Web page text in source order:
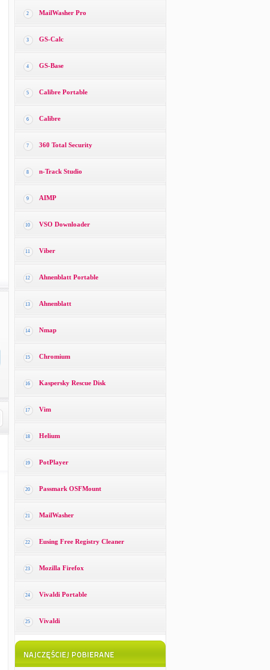
2 MailWasher Pro
3 GS-Calc
4 GS-Base
5 Calibre Portable
6 Calibre
7 360 Total Security
8 n-Track Studio
9 AIMP
10 VSO Downloader
11 Viber
12 Ahnenblatt Portable
13 Ahnenblatt
14 Nmap
15 Chromium
16 Kaspersky Rescue Disk
17 Vim
18 Helium
19 PotPlayer
20 Passmark OSFMount
21 MailWasher
22 Eusing Free Registry Cleaner
23 Mozilla Firefox
24 Vivaldi Portable
25 Vivaldi